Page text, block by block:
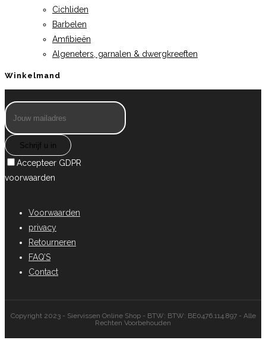
Cichliden
Barbelen
Amfibieën
Algeneters, garnalen & dwergkreeften
Winkelmand
Schrijf u in
Accepteer GDPR
voorwaarden
Voorwaarden
privacy
Retourneren
FAQ’S
Contact
Copyright 2023 - Siervissen Online Shop - BTW: BTW: BE0476.114.897 - Alle
Rechten Voorbehouden